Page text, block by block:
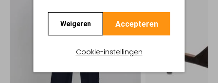
Weigeren Accepteren
Cookie-instellingen